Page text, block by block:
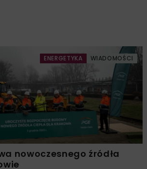
ENERGETYKA WIADOMOŚCI
nowoczesnego źródła